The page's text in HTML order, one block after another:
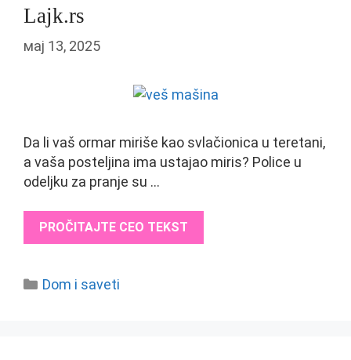
Lajk.rs
мај 13, 2025
Da li vaš ormar miriše kao svlačionica u teretani,
a vaša posteljina ima ustajao miris? Police u
odeljku za pranje su …
PROČITAJTE CEO TEKST
Categories
Dom i saveti